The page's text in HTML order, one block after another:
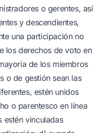
o gerentes, así
y descendientes,
una participación no
los derechos de voto en
de los miembros
o de gestión sean las
estén unidos
o parentesco en línea
estén vinculadas